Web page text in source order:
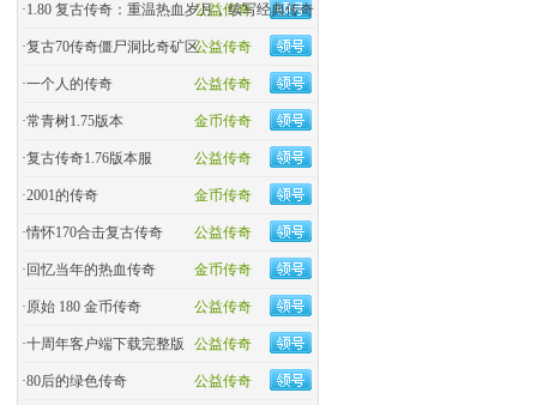
公益传奇
·1.80 复古传奇：重温热血岁月，续写经典传奇
公益传奇
·复古70传奇僵尸洞比奇矿区
公益传奇
·一个人的传奇
金币传奇
·常青树1.75版本
公益传奇
·复古传奇1.76版本服
金币传奇
·2001的传奇
公益传奇
·情怀170合击复古传奇
金币传奇
· 回忆当年的热血传奇
公益传奇
·原始 180 金币传奇
公益传奇
·十周年客户端下载完整版
公益传奇
·80后的绿色传奇